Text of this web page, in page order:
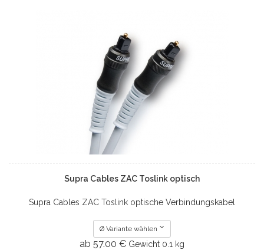
Supra Cables ZAC Toslink optisch
Supra Cables ZAC Toslink optische Verbindungskabel
Ø Variante wählen
ab 57.00 € Gewicht 0.1 kg